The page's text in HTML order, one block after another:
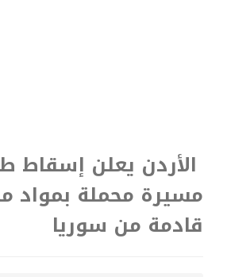
الأردن يعلن إسقاط
مسيرة محملة بمواد
قادمة من سوريا